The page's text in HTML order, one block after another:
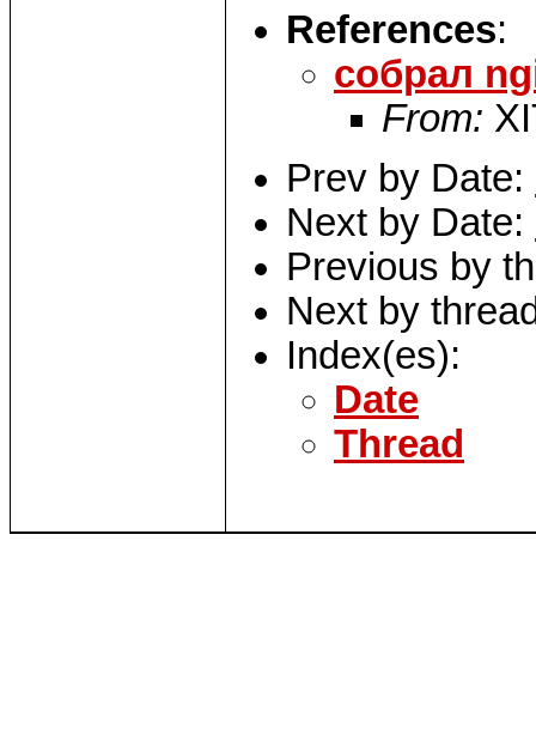
References:
собрал
From:
Prev by Date:
Next by Date:
Previous by
Next by
Index(es):
Date
Thread